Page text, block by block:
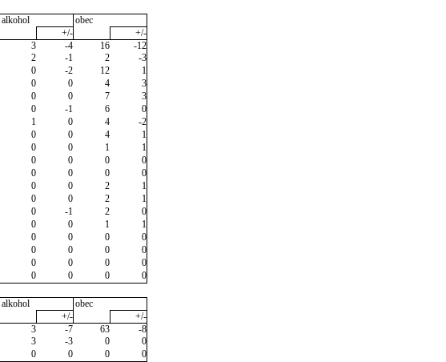
alkohol
obec
+/-
+/-
3 -4 16
-12
2 -1 2
-3
0 -2 12
1
0 0 4
3
0 0 7
3
0 -1 6
0
1 0 4
-2
0 0 4
1
0 0 1
1
0 0 0
0
0 0 0
0
0 0 2
1
0 0 2
1
0 -1 2
0
0 0 1
1
0 0 0
0
0 0 0
0
0 0 0
0
0 0 0
0
alkohol
obec
+/-
+/-
3 -7 63
-8
3 -3 0
0
0 0 0
0